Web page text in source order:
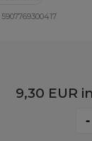
5907769300417
9,30 EUR
-